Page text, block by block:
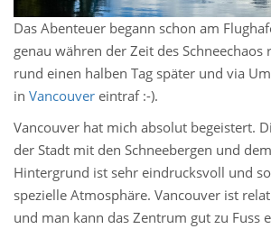
Das Abenteuer begann schon am
genau währen der Zeit des
rund einen halben Tag später und via
in Vancouver eintraf :-).
Vancouver hat mich absolut begeistert.
der Stadt mit den Schneebergen und
Hintergrund ist sehr eindrucksvoll und
spezielle Atmosphäre. Vancouver ist
und man kann das Zentrum gut zu Fuss